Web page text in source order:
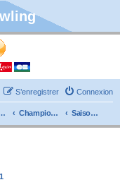
Connexion
S’enregistrer
de France Championnat Individuels Saison 2023/2024
1